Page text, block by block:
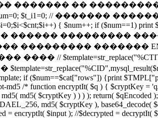
�� ����������
$num=0; $t_i1=0; //
{ $num++; if ($num==1)
������� ������ ���������
��������� �������
if ($num==$cat["rows"]) {print
md5 /* function encryptIt( $q ) { $cryptKey =
md5( $cryptKey ) ) ) ); return(
md5( $cryptKey ),
= encryptIt( $input ); //$decrypted =